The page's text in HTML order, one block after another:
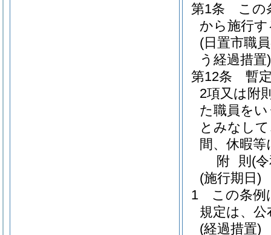
第1条
この
から施行
(日置市職
う経過措置)
第12条
暫
2項又は附
た職員を
とみなし
間、休暇
附 則 (
(施行期日)
1
この条例
規定は、
(経過措置)